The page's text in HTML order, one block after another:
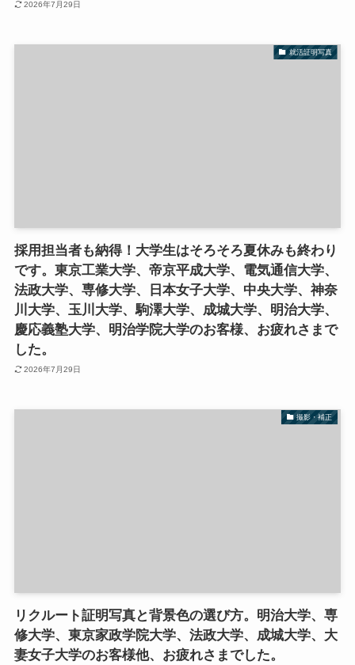
2026年7月29日
就活証明写真
採用担当者も納得！大学生はそろそろ夏休みも終わり
です。東京工業大学、帝京平成大学、電気通信大学、
法政大学、専修大学、日本女子大学、中央大学、神奈
川大学、玉川大学、駒澤大学、成城大学、明治大学、
慶応義塾大学、明治学院大学のお客様、お疲れさまで
した。
2026年7月29日
撮影・補正
リクルート証明写真と背景色の選び方。明治大学、専
修大学、東京家政学院大学、法政大学、成城大学、大
妻女子大学のお客様他、お疲れさまでした。